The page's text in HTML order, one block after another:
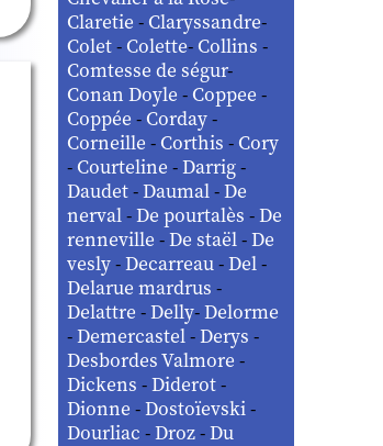
Claretie- Claryssandre-
Colet- Colette- Collins-
Comtesse de ségur-
Conan Doyle- Coppee-
Coppée- Corday-
Corneille- Corthis- Cory
- Courteline-Darrig-
Daudet-Daumal-De
nerval-De pourtalès-De
renneville-De staël-De
vesly-Decarreau-Del-
Delarue mardrus-
Delattre-Delly-Delorme
-Demercastel-Derys-
Desbordes Valmore-
Dickens-Diderot-
Dionne-Dostoïevski-
Dourliac-Droz-Du